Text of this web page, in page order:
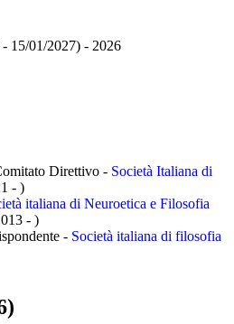
- 15/01/2027) - 2026
Direttivo - Società Italiana di
- )
italiana di Neuroetica e Filosofia
- )
- Società italiana di filosofia